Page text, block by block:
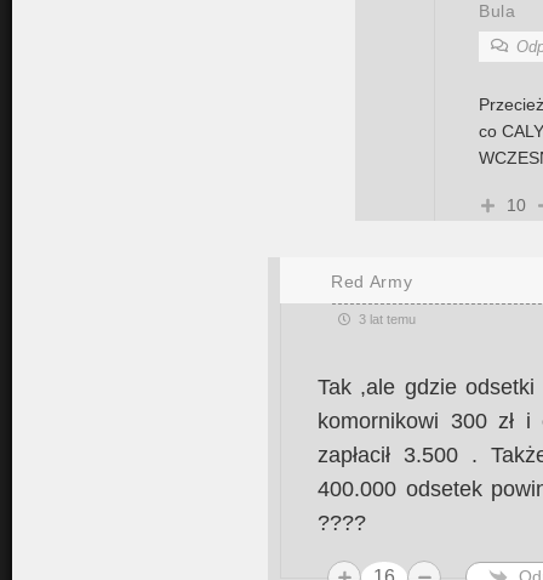
Bula
co
10
Red Army
3 lat temu
Tak ,ale gdzie
komornikowi 300 zł i
zapłacił 3.500 .
400.000 odsetek
????